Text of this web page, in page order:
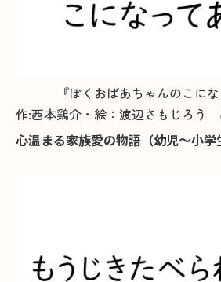
『ぼくおばあちゃんのこに
作:西本鶏介・絵：渡辺さもじろう
心温まる家族愛の物語（幼児～小学